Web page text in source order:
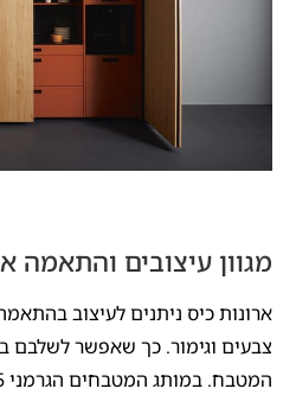
מגוון עיצובים והתאמה
ארונות כיס ניתנים לעיצוב
צבעים וגימור. כך שאפשר לשלבם